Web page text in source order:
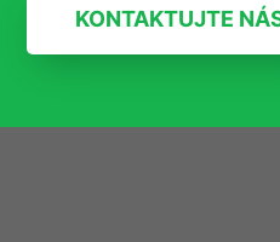
KONTAKTUJTE